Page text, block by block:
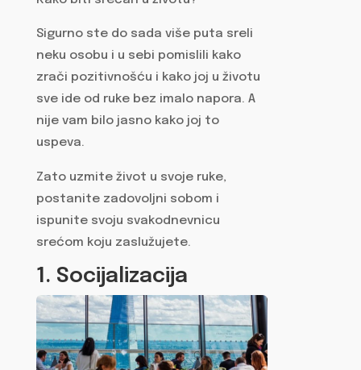
Sigurno ste do sada više puta sreli
neku osobu i u sebi pomislili kako
zrači pozitivnošću i kako joj u životu
sve ide od ruke bez imalo napora. A
nije vam bilo jasno kako joj to
uspeva.
Zato uzmite život u svoje ruke,
postanite zadovoljni sobom i
ispunite svoju svakodnevnicu
srećom koju zaslužujete.
1. Socijalizacija